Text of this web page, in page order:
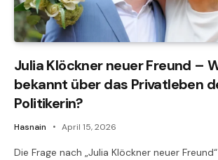
Julia Klöckner neuer Freund –
bekannt über das Privatleben
Politikerin?
Hasnain April 15, 2026
Die Frage nach „Julia Klöckner neuer